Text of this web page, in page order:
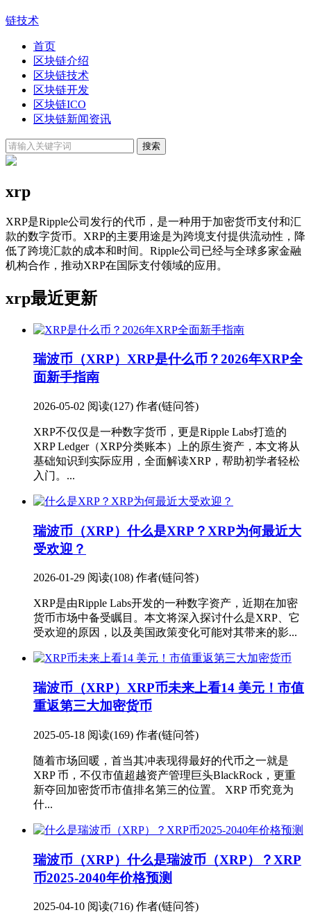
链技术
首页
区块链介绍
区块链技术
区块链开发
区块链ICO
区块链新闻资讯
xrp
XRP是Ripple公司发行的代币，是一种用于加密货币支付和汇
款的数字货币。XRP的主要用途是为跨境支付提供流动性，降
低了跨境汇款的成本和时间。Ripple公司已经与全球多家金融
机构合作，推动XRP在国际支付领域的应用。
xrp最近更新
瑞波币（XRP） XRP是什么币？2026年XRP全
面新手指南
2026-05-02 阅读(127) 作者(链问答)
XRP不仅仅是一种数字货币，更是Ripple Labs打造的
XRP Ledger（XRP分类账本）上的原生资产，本文将从
基础知识到实际应用，全面解读XRP，帮助初学者轻松
入门。...
瑞波币（XRP） 什么是XRP？XRP为何最近大
受欢迎？
2026-01-29 阅读(108) 作者(链问答)
XRP是由Ripple Labs开发的一种数字资产，近期在加密
货币市场中备受瞩目。本文将深入探讨什么是XRP、它
受欢迎的原因，以及美国政策变化可能对其带来的影...
瑞波币（XRP） XRP币未来上看14 美元！市值
重返第三大加密货币
2025-05-18 阅读(169) 作者(链问答)
随着市场回暖，首当其冲表现得最好的代币之一就是
XRP 币，不仅市值超越资产管理巨头BlackRock，更重
新夺回加密货币市值排名第三的位置。 XRP 币究竟为
什...
瑞波币（XRP） 什么是瑞波币（XRP）？XRP
币2025-2040年价格预测
2025-04-10 阅读(716) 作者(链问答)